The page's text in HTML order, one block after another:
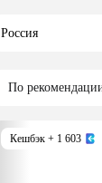
Россия
По
Кешбэк + 1 603